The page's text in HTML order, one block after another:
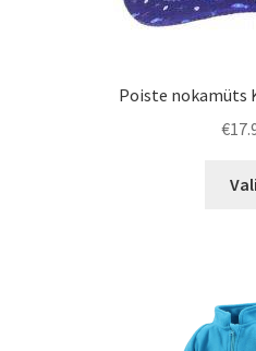
Poiste nokamüts
€
Vali